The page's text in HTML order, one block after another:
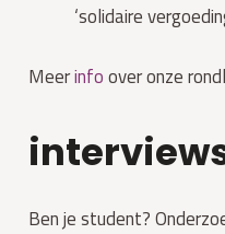
‘solidaire
Meerinfoover onze
Ben je student?